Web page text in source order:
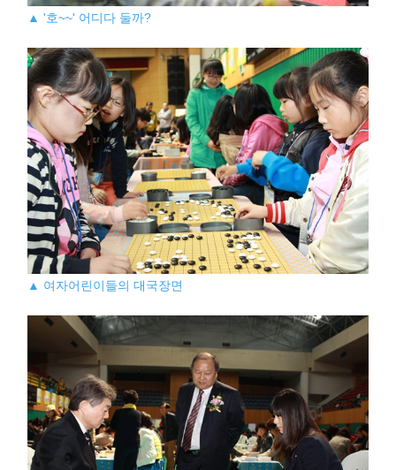
▲ '호~~' 어디다 둘까?
▲ 여자어린이들의 대국장면